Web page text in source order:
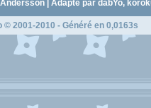
| Adapté par dabYo,
© 2001-2010 - Généré en 0,0163s